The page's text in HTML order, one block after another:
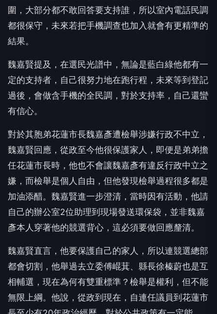
圍，大部分都不敢回答要支持誰，所以室內電話民調
都很保守，未來若把手機調查也加入就會有更精準的
結果。
魏嘉賢提及，在選民光譜中，無論是藍白綠他都有一
定的支持者，自己很努力地在跑行程，未來等到登記
過後，會做含手機的全民調，對於支持率，自己還蠻
有信心。
對於其胞弟花蓮市長魏嘉彥遭檢舉涉嫌行政不中立，
魏嘉賢回應，從政至今他很保護家人，即便是弟弟擔
任花蓮市長時，他也不會讓魏嘉彥有違反行政中立之
嫌，而檢舉是個人自由，但他發現檢舉過程很多都是
加油添醋。魏嘉賢進一步澄清，當時因有活動，他請
自己的辦公室2位助理到現場發送環保袋，並非魏嘉
彥本人穿著他的競選背心，這必須要做回應釐清。
魏嘉賢直言，他要保護自己的家人，所以連競選總部
都會切割，他舉過去立委傅崐萁、縣長徐榛蔚也是互
相輔選，現在為何有雙重標準？檢舉是權利，但不能
無限上綱。他說，從政到現在，自連任議員到花蓮市